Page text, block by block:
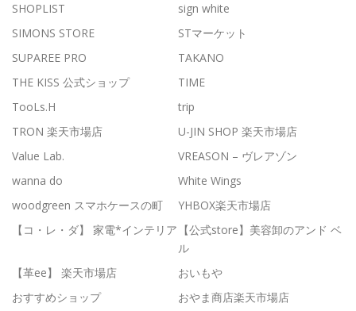
SHOPLIST
sign white
SIMONS STORE
STマーケット
SUPAREE PRO
TAKANO
THE KISS 公式ショップ
TIME
TooLs.H
trip
TRON 楽天市場店
U-JIN SHOP 楽天市場店
Value Lab.
VREASON – ヴレアゾン
wanna do
White Wings
woodgreen スマホケースの町
YHBOX楽天市場店
【コ・レ・ダ】 家電*インテリア 【公式store】美容卸のアンド ベ
ル
【革ee】 楽天市場店
おいもや
おすすめショップ
おやま商店楽天市場店